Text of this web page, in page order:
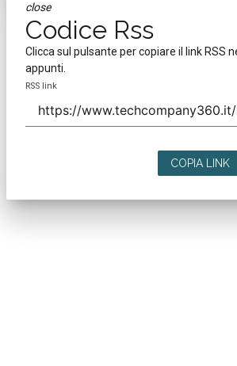
close
Codice Rss
Clicca sul pulsante per copiare il link RSS
appunti.
RSS link
COPIA LINK